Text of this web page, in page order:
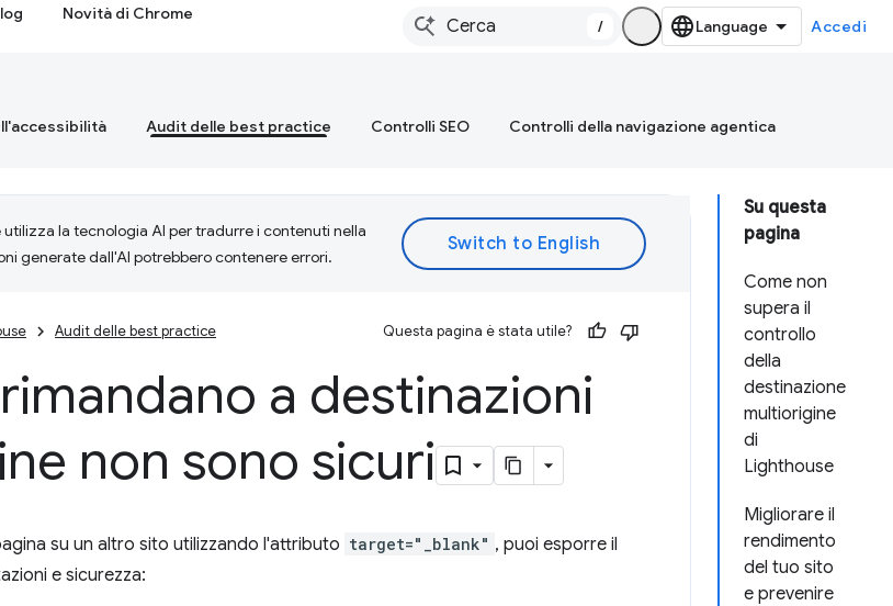
Novità di Chrome
/ Accedi
Audit delle best practice Controlli SEO Controlli della navigazione agentica
Su questa
pagina
Come non
supera il
controllo
della
destinazione
multiorigine
di
Lighthouse
Migliorare il
rendimento
del tuo sito
e prevenire
la tecnologia AI per tradurre i contenuti nella
generate dall'AI potrebbero contenere errori.
Audit delle best practice Questa pagina è stata utile?
a destinazioni
non sono sicuri
su un altro sito utilizzando l'attributo target="_blank" , puoi esporre il
e sicurezza: